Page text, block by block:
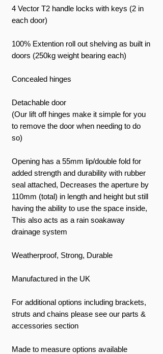
4 Vector T2 handle locks with keys (2 in
each door)
100% Extention roll out shelving as built in
doors (250kg weight bearing each)
Concealed hinges
Detachable door
(Our lift off hinges make it simple for you
to remove the door when needing to do
so)
Opening has a 55mm lip/double fold for
added strength and durability with rubber
seal attached, Decreases the aperture by
110mm (total) in length and height but still
having the ability to use the space inside,
This also acts as a rain soakaway
drainage system
Weatherproof, Strong, Durable
Manufactured in the UK
For additional options including brackets,
struts and chains please see our parts &
accessories section
Made to measure options available